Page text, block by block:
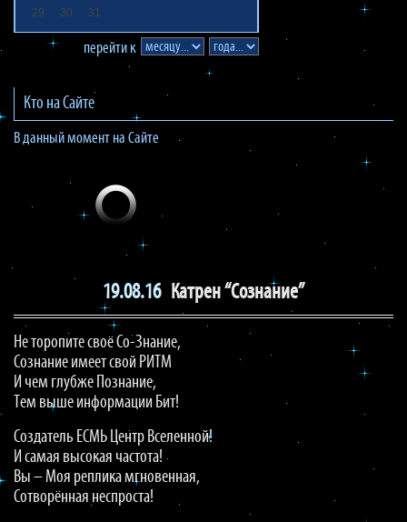
29
30 31
перейти к
Кто на Сайте
В данный момент на Сайте
19.08.16 Катрен “Сознание”
Не торопите своё Со-Знание,
Сознание имеет свой РИТМ
И чем глубже Познание,
Тем выше информации Бит!
Создатель ЕСМЬ Центр Вселенной!
И самая высокая частота!
Вы – Моя реплика мгновенная,
Сотворённая неспроста!